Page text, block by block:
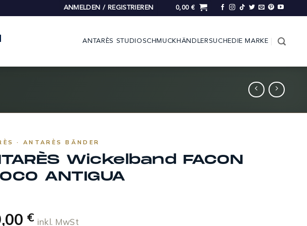
ANMELDEN / REGISTRIEREN 0,00 €
ANTARÈS STUDIOSCHMUCK HÄNDLERSUCHE DIE MARKE
· ANTARÈS BÄNDER
Wickelband FACON
ANTIGUA
€ inkl. MwSt